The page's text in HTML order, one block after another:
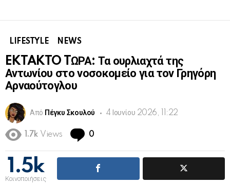
LIFESTYLE NEWS
EKTAKTO TΩΡΑ: Τα ουρλιαχτά της
Αντωνίου στο νοσοκομείο για τον Γρηγόρη
Αρναούτογλου
Από Πέγκυ Σκουλού 4 Ιουνίου 2026, 11:22
1.7k Views 0
1.5k
Κοινοποιήσεις